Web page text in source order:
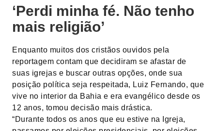
‘Perdi minha fé. Não tenho
mais religião’
Enquanto muitos dos cristãos ouvidos pela
reportagem contam que decidiram se afastar de
suas igrejas e buscar outras opções, onde sua
posição política seja respeitada, Luiz Fernando, que
vive no interior da Bahia e era evangélico desde os
12 anos, tomou decisão mais drástica.
“Durante todos os anos que eu estive na Igreja,